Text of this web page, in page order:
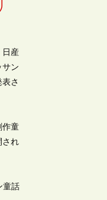
日産
サン
さ
作童
され
童話